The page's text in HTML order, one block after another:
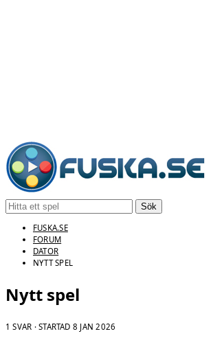
Sök
FUSKA.SE
FORUM
DATOR
NYTT SPEL
Nytt spel
1 SVAR · STARTAD 8 JAN 2026